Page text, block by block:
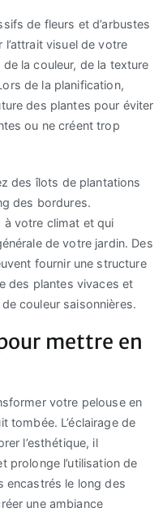
de fleurs et d’arbustes
visuel de votre
la couleur, de la texture
de la planification,
des plantes pour éviter
ou ne créent trop
des îlots de plantations
des bordures.
votre climat et qui
de votre jardin. Des
fournir une structure
des plantes vivaces et
couleur saisonnières.
mettre en
votre pelouse en
tombée. L’éclairage de
l’esthétique, il
prolonge l’utilisation de
encastrés le long des
une ambiance